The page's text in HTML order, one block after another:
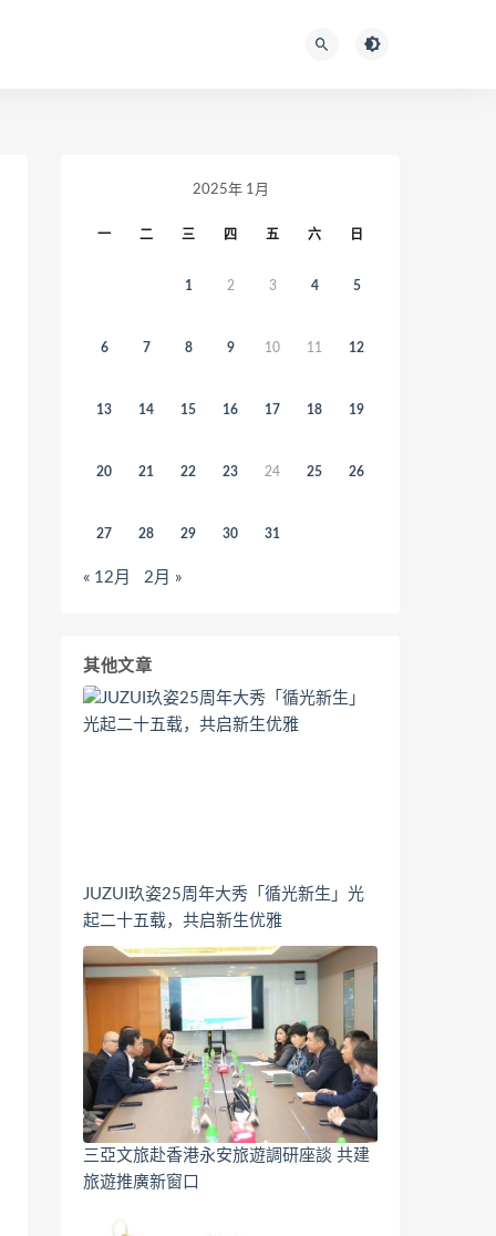
2025年 1月
一 二 三 四 五 六 日
1 2 3 4 5
6 7 8 9 10 11 12
13 14 15 16 17 18 19
20 21 22 23 24 25 26
27 28 29 30 31
« 12月 2月 »
其他文章
JUZUI玖姿25周年大秀「循光新生」光
起二十五载，共启新生优雅
三亞文旅赴香港永安旅遊調研座談 共建
旅遊推廣新窗口